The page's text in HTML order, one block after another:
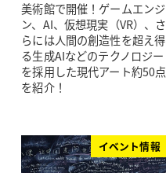
美術館で開催！ゲームエンジ
ン、AI、仮想現実（VR）、さ
らには人間の創造性を超え得
る生成AIなどのテクノロジー
を採用した現代アート約50点
を紹介！
イベント情報